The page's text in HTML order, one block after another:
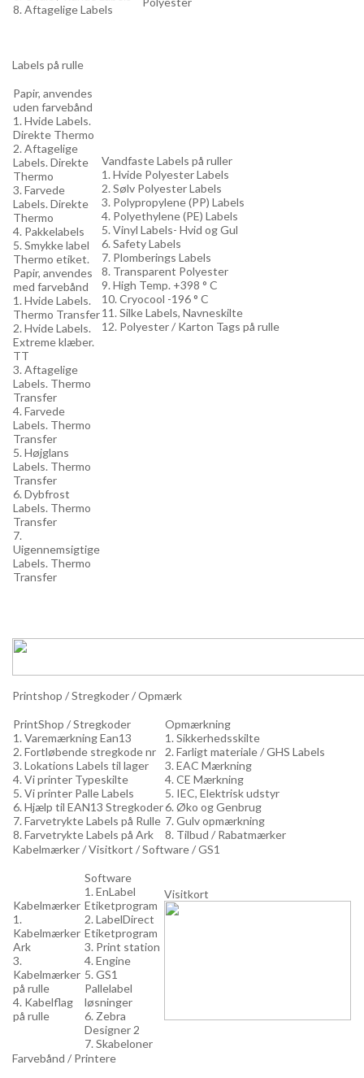
8. Aftagelige Labels
Labels på rulle
Papir, anvendes
uden farvebånd
1. Hvide Labels.
Direkte Thermo
2. Aftagelige
Labels. Direkte
Thermo
3. Farvede
Labels. Direkte
Thermo
4. Pakkelabels
5. Smykke label
Thermo etiket.
Papir, anvendes
med farvebånd
1. Hvide Labels.
Thermo Transfer
2. Hvide Labels.
Extreme klæber.
TT
3. Aftagelige
Labels. Thermo
Transfer
4. Farvede
Labels. Thermo
Transfer
5. Højglans
Labels. Thermo
Transfer
6. Dybfrost
Labels. Thermo
Transfer
7.
Uigennemsigtige
Labels. Thermo
Transfer
Vandfaste Labels på ruller
1. Hvide Polyester Labels
2. Sølv Polyester Labels
3. Polypropylene (PP) Labels
4. Polyethylene (PE) Labels
5. Vinyl Labels- Hvid og Gul
6. Safety Labels
7. Plomberings Labels
8. Transparent Polyester
9. High Temp. +398 ° C
10. Cryocool -196 ° C
11. Silke Labels, Navneskilte
12. Polyester / Karton Tags på rulle
Printshop / Stregkoder / Opmærk
PrintShop / Stregkoder
1. Varemærkning Ean13
2. Fortløbende stregkode nr
3. Lokations Labels til lager
4. Vi printer Typeskilte
5. Vi printer Palle Labels
6. Hjælp til EAN13 Stregkoder
7. Farvetrykte Labels på Rulle
8. Farvetrykte Labels på Ark
Opmærkning
1. Sikkerhedsskilte
2. Farligt materiale / GHS Labels
3. EAC Mærkning
4. CE Mærkning
5. IEC, Elektrisk udstyr
6. Øko og Genbrug
7. Gulv opmærkning
8. Tilbud / Rabatmærker
Kabelmærker / Visitkort / Software / GS1
Kabelmærker
1.
Kabelmærker
Ark
3.
Kabelmærker
på rulle
4. Kabelflag
på rulle
Software
1. EnLabel
Etiketprogram
2. LabelDirect
Etiketprogram
3. Print station
4. Engine
5. GS1
Pallelabel
løsninger
6. Zebra
Designer 2
7. Skabeloner
Visitkort
Farvebånd / Printere